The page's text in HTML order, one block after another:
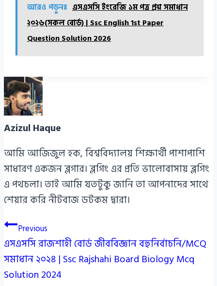
আরও পড়ুনঃ এসএসসি ইংরেজি ১ম পত্র প্রশ্ন সমাধান
২০২৬(সকল বোর্ড) | Ssc English 1st Paper
Question Solution 2026
Azizul Haque
আমি আজিজুল হক, বিশ্ববিদ্যালয় শিক্ষার্থী পাশাপাশি
সাধারণ একজন ব্লগার। ব্লগিং এর প্রতি ভালোবাসায় ব্লগিং
এ পথচলা। তাই আমি যতটুকু জানি তা আপনাদের সাথে
শেয়ার করি নীটবাজ ডটকম দ্বারা।
Post
navigation
Previous
এসএসসি রাজশাহী বোর্ড জীববিজ্ঞান বহুনির্বাচনি/MCQ
সমাধান ২০২৪ | Ssc Rajshahi Board Biology Mcq
Solution 2024